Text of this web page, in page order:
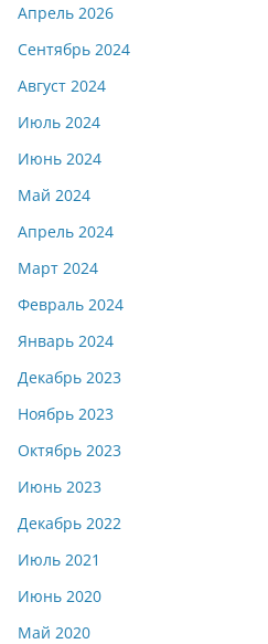
Апрель 2026
Сентябрь 2024
Август 2024
Июль 2024
Июнь 2024
Май 2024
Апрель 2024
Март 2024
Февраль 2024
Январь 2024
Декабрь 2023
Ноябрь 2023
Октябрь 2023
Июнь 2023
Декабрь 2022
Июль 2021
Июнь 2020
Май 2020